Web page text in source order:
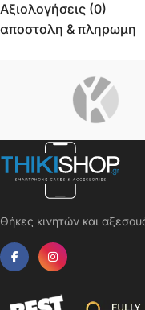
Αξιολογήσεις (0)
αποστολη & πληρωμη
Θήκες κινητών και